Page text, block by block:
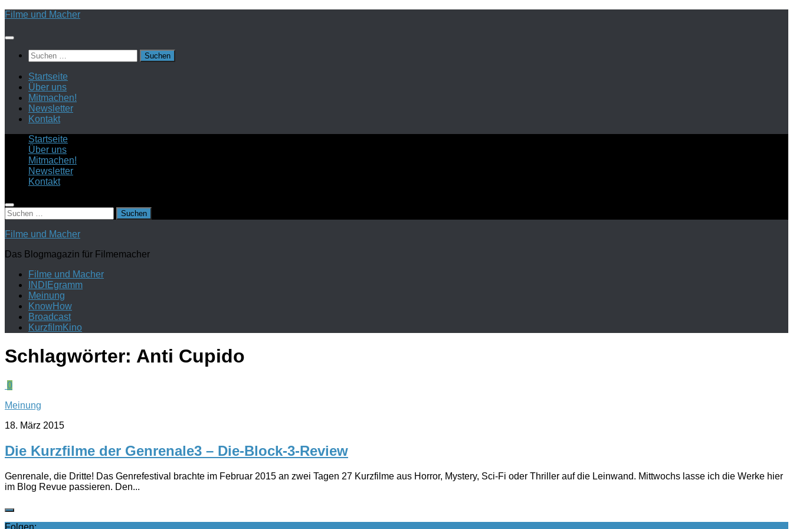
Zum
springen
Filme und Macher
Suchen
nach:
Startseite
Über uns
Mitmachen!
Newsletter
Kontakt
Startseite
Über uns
Mitmachen!
Newsletter
Kontakt
Suchen
nach:
Filme und Macher
Das Blogmagazin für Filmemacher
Filme und Macher
INDIEgramm
Meinung
KnowHow
Broadcast
KurzfilmKino
Schlagwörter: Anti Cupido
0
Meinung
18. März 2015
Die Kurzfilme der Genrenale3 – Die-Block-3-Review
Genrenale, die Dritte! Das Genrefestival brachte im Februar 2015 an zwei Tagen 27 Kurzfilme aus Horror, Mystery, Sci-Fi oder Thriller auf die Leinwand. Mittwochs lasse ich die Werke hier
im Blog Revue passieren. Den...
Folgen: